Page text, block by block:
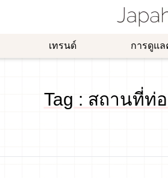
เทรนด์ การดูแล
Tag : สถานที่ท่